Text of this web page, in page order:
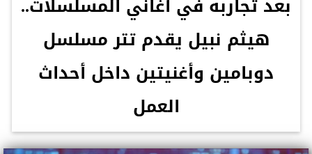
هيثم نبيل يقدم تتر مسلسل
دوبامين وأغنيتين داخل أحداث
العمل